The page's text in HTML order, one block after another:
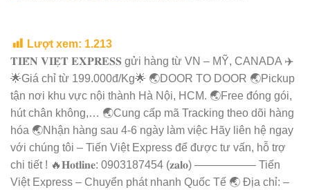
Lượt xem: 1.213
𝐓𝐈𝐄̂́𝐍 𝐕𝐈𝐄̣̂𝐓 𝐄𝐗𝐏𝐑𝐄𝐒𝐒 gửi hàng từ VN – MỸ, CANADA ✈️
🌟Giá chỉ từ 199.000đ/Kg🌟 🌏DOOR TO DOOR 🌏Pickup
tận nơi khu vực nội thành Hà Nội, HCM. 🌏Free đóng gói,
hút chân không,… 🌏Cung cấp mã Tracking theo dõi hàng
hóa 🌏Nhận hàng sau 4-6 ngày làm việc Hãy liên hệ ngay
với chúng tôi – Tiến Việt Express để được tư vấn, hỗ trợ
chi tiết ! 🔥𝐇𝐨𝐭𝐥𝐢𝐧𝐞: 0903187454 (𝐳𝐚𝐥𝐨) —————– Tiến
Việt Express – Chuyển phát nhanh Quốc Tế 🌏 Địa chỉ: –